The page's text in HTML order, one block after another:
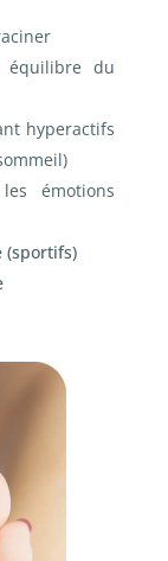
équilibre du
hyperactifs
émotions
(sportifs)